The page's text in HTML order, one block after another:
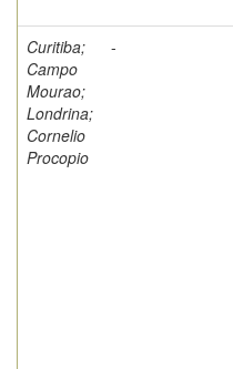
Curitiba;
Campo
Mourao;
Londrina;
Cornelio
Procopio
-